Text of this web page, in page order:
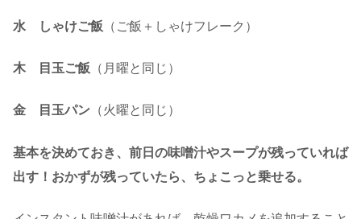
水 しゃけご飯 （ご飯＋しゃけフレーク）
木 目玉ご飯 （月曜と同じ）
金 目玉パン （火曜と同じ）
基本を決めておき、前日の味噌汁やスープが残っていれば
出す！おかずが残っていたら、ちょこっと乗せる。